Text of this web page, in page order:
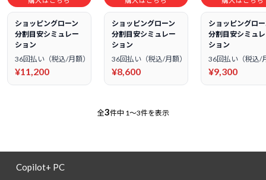
ショッピングローン
分割目安シミュレー
ション
36回払い（税込/月額）
¥11,200
ショッピングローン
分割目安シミュレー
ション
36回払い（税込/月額）
¥8,600
ショッピングロ
分割目安シミュ
ション
36回払い（税込/
¥9,300
全3件中 1～3件を表示
Copilot+ PC